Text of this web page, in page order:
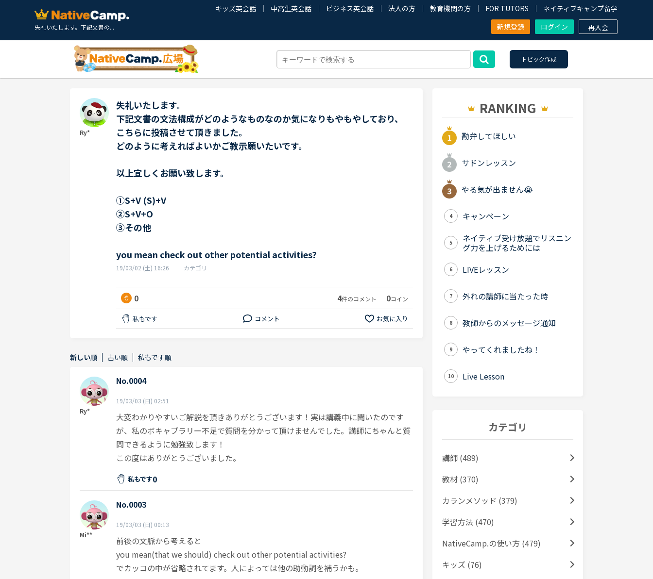
失礼いたします。下記文書の...
キッズ英会話 中高生英会話 ビジネス英会話 法人の方 教育機関の方 FOR TUTORS
ネイティブキャンプ留学
新規登録
ログイン 再入会
トピック作成
Ry*
失礼いたします。
下記文書の文法構成がどのようなものなのか気になりもやもやしており、
こちらに投稿させて頂きました。
どのように考えればよいかご教示願いたいです。
以上宜しくお願い致します。
①S+V (S)+V
②S+V+O
③その他
you mean check out other potential activities?
19/03/02 (土) 16:26 カテゴリ
0 4件のコメント 0コイン
私もです コメント お気に入り
新しい順 古い順 私もです順
Ry*
No.0004
19/03/03 (日) 02:51
大変わかりやすいご解説を頂きありがとうございます！実は講義中に聞いたのです
が、私のボキャブラリー不足で質問を分かって頂けませんでした。講師にちゃんと質
問できるように勉強致します！
この度はありがとうございました。
私もです0
Mi**
No.0003
19/03/03 (日) 00:13
前後の文脈から考えると
you mean(that we should) check out other potential activities?
でカッコの中が省略されてます。人によっては他の助動詞を補うかも。
RANKING
勘弁してほしい
サドンレッスン
やる気が出ません😭
4 キャンペーン
5
ネイティブ受け放題でリスニン
グ力を上げるためには
6 LIVEレッスン
7 外れの講師に当たった時
8 教師からのメッセージ通知
9 やってくれましたね！
10 Live Lesson
カテゴリ
講師 (489)
教材 (370)
カランメソッド (379)
学習方法 (470)
NativeCamp.の使い方 (479)
キッズ (76)